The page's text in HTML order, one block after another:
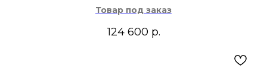
Товар под заказ
124 600 р.